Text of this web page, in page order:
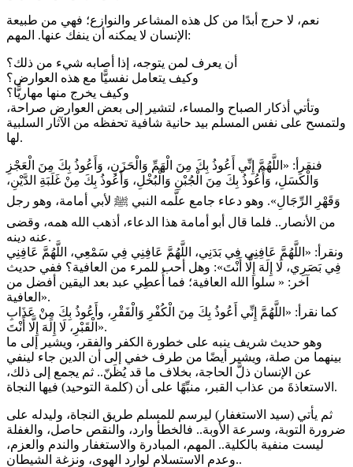
نعم، لا حرج أبدًا من كل هذه المشاعر والنوازع؛ فهي من طبيعة
الإنسان لا يمكنه أن ينفك عنها. المهم:
أن يعرف لمن يتوجه، إذا أصابه شيء من ذلك؟
وكيف يتعامل نفسيًّا مع هذه العوارض؟
وكيف يخرج منها مهاريًّا؟
وتأتي أذكار الصباح والمساء، لتشير إلى بعض العوارض صراحة،
ولتمسح على نفس المسلم بيد حانية شافية تحفظه من الآثار السلبية
لها.
فنقرأ: «اللَّهُمَّ إِنِّي أَعُوذُ بِكَ مِنَ الْهَمِّ وَالْحَزَنِ، وَأَعُوذُ بِكَ مِنَ الْعَجْزِ
وَالْكَسَلِ، وَأَعُوذُ بِكَ مِنَ الْجُبْنِ وَالْبُخْلِ، وَأَعُوذُ بِكَ مِنْ غَلَبَةِ الدَّيْنِ،
وَقَهْرِ الرِّجَالِ». وهو دعاء جامع علَّمه النبي ﷺ لأبي أمامة، وهو رجل
من الأنصار.. فلما قال أبو أمامة هذا الدعاء، أذهب الله همه، وقضى
عنه دينه.
ونقرأ: «اللَّهُمَّ عَافِنِي فِي بَدَنِي، اللَّهُمَّ عَافِنِي فِي سَمْعِي، اللَّهُمَّ عَافِنِي
فِي بَصَرِي، لَا إِلَهَ إِلَّا أَنْتَ»: وهل أحب للمرء من العافية؟ ففي حديث
آخر: « سلوا الله العافية؛ فما أُعطِي عبد بعد اليقين أفضل من
العافية».
كما نقرأ: «اللَّهُمَّ إِنِّي أَعُوذُ بِكَ مِنَ الْكُفْرِ وَالْفَقْرِ، وأَعُوذُ بِكَ مِنْ عَذَابِ
الْقَبْرِ، لَا إِلَهَ إِلَّا أَنْتَ».
وهو حديث شريف ينبه على خطورة الكفر والفقر، ويشير إلى ما
بينهما من صلة، ويشير أيضًا من طرف خفي إلى أن الدين جاء لينفي
عن الإنسان ذلَّ الحاجة، بخلاف ما قد يُظَنّ.. ثم يجمع إلى ذلك،
الاستعاذةَ من عذاب القبر، منبِّهًا على أن (كلمة التوحيد) فيها النجاة.
ثم يأتي (سيد الاستغفار) ليرسم للمسلم طريق النجاة، وليدله على
ضرورة التوبة، وسرعة الأوبة.. فالخطأ وارد، والنقص حاصل، والغفلة
ليست منفية بالكلية.. المهم، المبادرة والاستغفار والندم والعزم،
وعدم الاستسلام لوارد الهوى، ونزغة الشيطان..